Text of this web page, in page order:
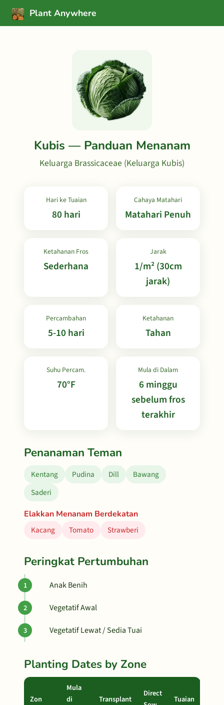
Plant Anywhere
Kubis — Panduan Menanam
Keluarga Brassicaceae (Keluarga Kubis)
Hari ke Tuaian
80 hari
Cahaya Matahari
Matahari Penuh
Ketahanan Fros
Sederhana
Jarak
1/m² (30cm
jarak)
Percambahan
5-10 hari
Ketahanan
Tahan
Suhu Percam.
70°F
Mula di Dalam
6 minggu
sebelum fros
terakhir
Penanaman Teman
Kentang Pudina Dill
Bawang
Saderi
Elakkan Menanam Berdekatan
Kacang
Tomato Strawberi
Peringkat Pertumbuhan
Anak Benih
Vegetatif Awal
Vegetatif Lewat / Sedia Tuai
Planting Dates by Zone
Zon
Mula
di
Transplant
Direct
Tuaian